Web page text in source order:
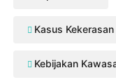
Kasus
Kebijakan